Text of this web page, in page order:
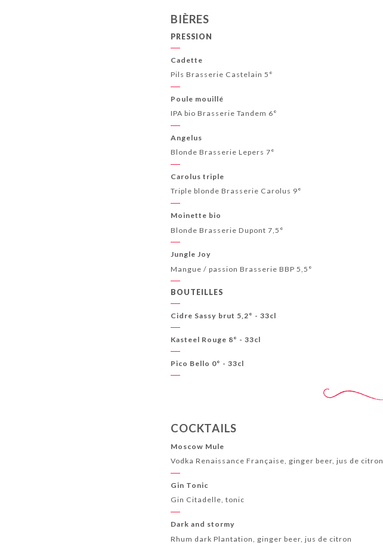
BIÈRES
PRESSION
Cadette
Pils Brasserie Castelain 5°
Poule mouillé
IPA bio Brasserie Tandem 6°
Angelus
Blonde Brasserie Lepers 7°
Carolus triple
Triple blonde Brasserie Carolus 9°
Moinette bio
Blonde Brasserie Dupont 7,5°
Jungle Joy
Mangue / passion Brasserie BBP 5,5°
BOUTEILLES
Cidre Sassy brut 5,2° - 33cl
Kasteel Rouge 8° - 33cl
Pico Bello 0° - 33cl
COCKTAILS
Moscow Mule
Vodka Renaissance Française, ginger beer, jus de citron
Gin Tonic
Gin Citadelle, tonic
Dark and stormy
Rhum dark Plantation, ginger beer, jus de citron